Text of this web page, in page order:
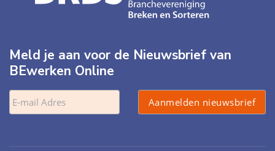
Meld je aan voor de Nieuwsbrief van
BEwerken Online